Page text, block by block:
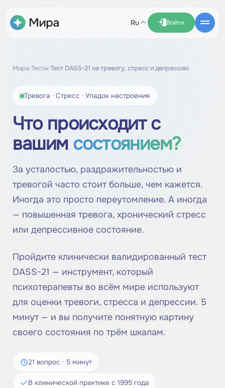
ru Войти
Мира›Тесты›Тест DASS-21 на тревогу, стресс и депрессию
Тревога · Стресс · Упадок настроения
Что происходит с
вашим состоянием?
За усталостью, раздражительностью и
тревогой часто стоит больше, чем кажется.
Иногда это просто переутомление. А иногда
— повышенная тревога, хронический стресс
или депрессивное состояние.
Пройдите клинически валидированный тест
DASS-21 — инструмент, который
психотерапевты во всём мире используют
для оценки тревоги, стресса и депрессии. 5
минут — и вы получите понятную картину
своего состояния по трём шкалам.
21 вопрос · 5 минут
В клинической практике с 1995 года